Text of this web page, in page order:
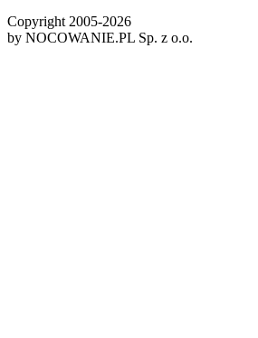
Copyright 2005-2026
by NOCOWANIE.PL Sp. z o.o.